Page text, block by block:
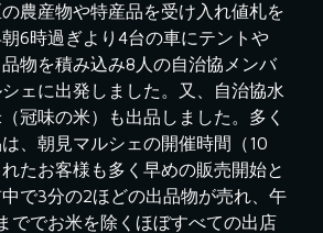
農産物や特産品を受け入れ値札を
6時過ぎより4台の車にテントや
物を積み込み8人の自治協メンバ
ェに出発しました。又、自治協水
冠味の米）も出品しました。多く
、朝見マルシェの開催時間（10
たお客様も多く早めの販売開始と
で3分の2ほどの出品物が売れ、午
ででお米を除くほぼすべての出店